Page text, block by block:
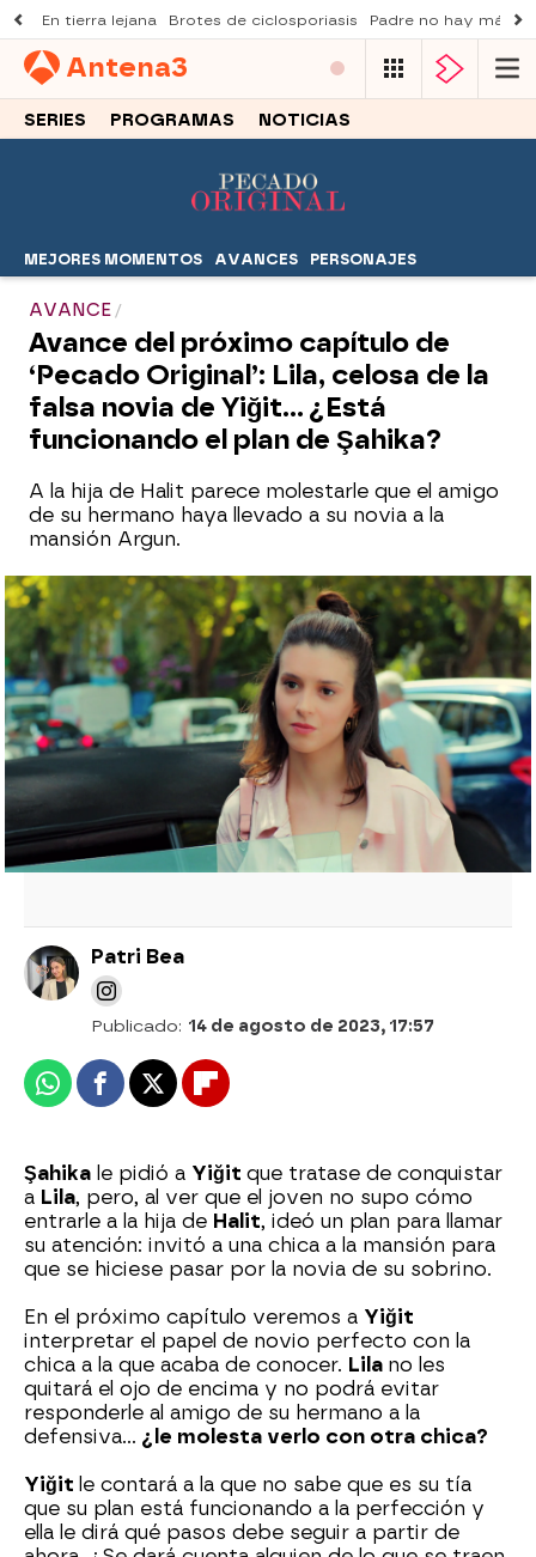
En tierra lejana Brotes de ciclosporiasis Padre no hay más
Antena3
SERIES PROGRAMAS NOTICIAS
MEJORES MOMENTOS AVANCES PERSONAJES
AVANCE
Avance del próximo capítulo de
‘Pecado Original’: Lila, celosa de la
falsa novia de Yiğit… ¿Está
funcionando el plan de Şahika?
A la hija de Halit parece molestarle que el amigo
de su hermano haya llevado a su novia a la
mansión Argun.
Erim se despierta en mitad de la noche
¡Para intentar estrangular a Yildiz!
¡Nuevo fichaje para el Bufete Ekinci!: Kaya
contrata a Leyla como pasante
La nueva estrategia de Sahika para poner
celosa a Lila: ¡Le hace creer que Yigit tiene
Patri Bea
Publicado: 14 de agosto de 2023, 17:57
WhatsappFacebook
X Flipboard
Şahika le pidió a Yiğit que tratase de conquistar
a Lila, pero, al ver que el joven no supo cómo
entrarle a la hija de Halit, ideó un plan para llamar
su atención: invitó a una chica a la mansión para
que se hiciese pasar por la novia de su sobrino.
En el próximo capítulo veremos a Yiğit
interpretar el papel de novio perfecto con la
chica a la que acaba de conocer. Lila no les
quitará el ojo de encima y no podrá evitar
responderle al amigo de su hermano a la
defensiva… ¿le molesta verlo con otra chica?
Yiğit le contará a la que no sabe que es su tía
que su plan está funcionando a la perfección y
ella le dirá qué pasos debe seguir a partir de